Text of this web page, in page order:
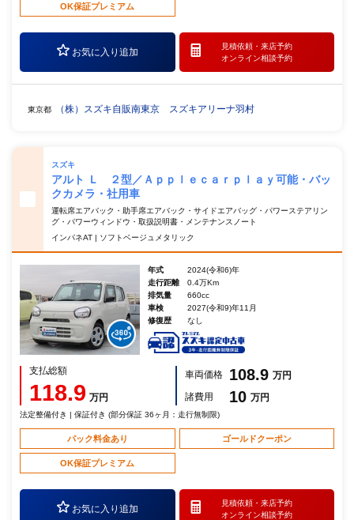
OK保証プレミアム
お気に入り追加
見積依頼・ 来店予約
オンライン相談予約
東京都 （株）スズキ自販南東京 スズキアリーナ羽村
スズキ
アルト Ｌ ２型／Ａｐｐｌｅｃａｒｐｌａｙ可能・バッ
クカメラ・社用車
運転席エアバック・助手席エアバック・サイドエアバッグ・パワーステアリン
グ・パワーウィンドウ・取扱説明書・メンテナンスノート
インパネAT | ソフトベージュメタリック
年式
2024(令和6)年
走行距離
0.4万Km
排気量
660cc
車検
2027(令和9)年11月
修復歴
なし
支払総額
118.9 万円
車両価格 108.9 万円
諸費用
10 万円
法定整備付き | 保証付き (部分保証 36ヶ月：走行無制限)
パック料金あり ゴールドクーポン
OK保証プレミアム
お気に入り追加
見積依頼・ 来店予約
オンライン相談予約